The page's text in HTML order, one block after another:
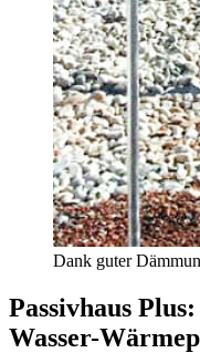
Dank guter
Passivhaus
Wasser-